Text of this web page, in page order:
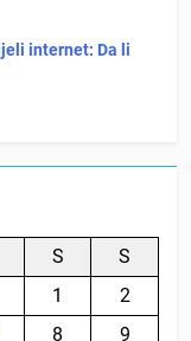
internet: Da li
S
S
1
2
8 9